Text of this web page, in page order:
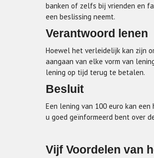
banken of zelfs bij vrienden en
een beslissing neemt.
Verantwoord lenen
Hoewel het verleidelijk kan zijn
aangaan van elke vorm van
lening op tijd terug te betalen.
Besluit
Een lening van 100 euro kan
u goed geïnformeerd bent over
Vijf Voordelen van